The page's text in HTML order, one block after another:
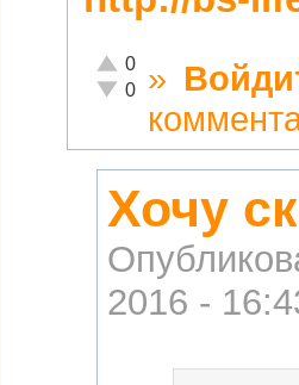
Отлично!
0
Неадекватно!
0 »
Хочу
2016 -